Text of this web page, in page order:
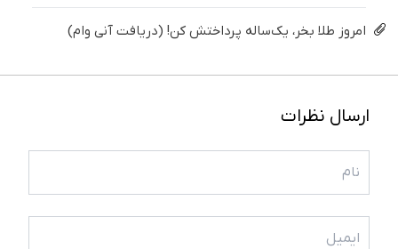
امروز طلا بخر، یک‌ساله پرداختش کن! (دریافت آنی وام)
ارسال نظرات